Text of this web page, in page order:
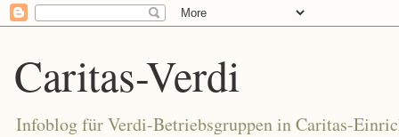
Caritas-Verdi
Infoblog für Verdi-Betriebsgruppen in Caritas-